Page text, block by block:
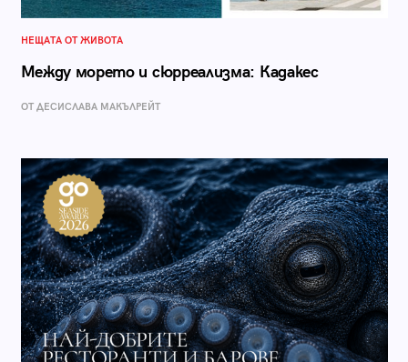
НЕЩАТА ОТ ЖИВОТА
Между морето и сюрреализма: Кадакес
ОТ ДЕСИСЛАВА МАКЪЛРЕЙТ